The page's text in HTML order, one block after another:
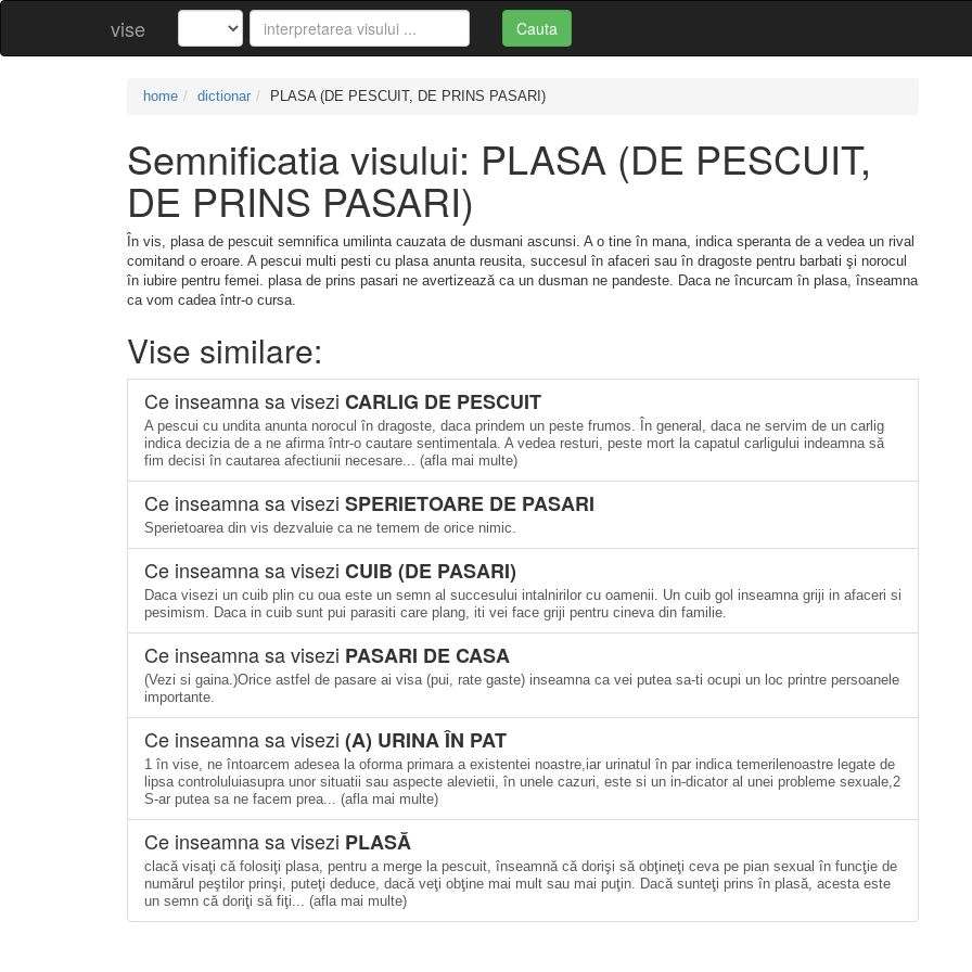
vise Cauta
home dictionar PLASA (DE PESCUIT, DE PRINS PASARI)
Semnificatia visului: PLASA (DE PESCUIT,
DE PRINS PASARI)
În vis, plasa de pescuit semnifica umilinta cauzata de dusmani ascunsi. A o tine în mana, indica speranta de a vedea un rival
comitand o eroare. A pescui multi pesti cu plasa anunta reusita, succesul în afaceri sau în dragoste pentru barbati şi norocul
în iubire pentru femei. plasa de prins pasari ne avertizează ca un dusman ne pandeste. Daca ne încurcam în plasa, înseamna
ca vom cadea într-o cursa.
Vise similare:
Ce inseamna sa visezi CARLIG DE PESCUIT
A pescui cu undita anunta norocul în dragoste, daca prindem un peste frumos. În general, daca ne servim de un carlig
indica decizia de a ne afirma într-o cautare sentimentala. A vedea resturi, peste mort la capatul carligului indeamna să
fim decisi în cautarea afectiunii necesare... (afla mai multe)
Ce inseamna sa visezi SPERIETOARE DE PASARI
Sperietoarea din vis dezvaluie ca ne temem de orice nimic.
Ce inseamna sa visezi CUIB (DE PASARI)
Daca visezi un cuib plin cu oua este un semn al succesului intalnirilor cu oamenii. Un cuib gol inseamna griji in afaceri si
pesimism. Daca in cuib sunt pui parasiti care plang, iti vei face griji pentru cineva din familie.
Ce inseamna sa visezi PASARI DE CASA
(Vezi si gaina.)Orice astfel de pasare ai visa (pui, rate gaste) inseamna ca vei putea sa-ti ocupi un loc printre persoanele
importante.
Ce inseamna sa visezi (A) URINA ÎN PAT
1 în vise, ne întoarcem adesea la oforma primara a existentei noastre,iar urinatul în par indica temerilenoastre legate de
lipsa controluluiasupra unor situatii sau aspecte alevietii, în unele cazuri, este si un in-dicator al unei probleme sexuale,2
S-ar putea sa ne facem prea... (afla mai multe)
Ce inseamna sa visezi PLASĂ
clacă visaţi că folosiţi plasa, pentru a merge la pescuit, înseamnă că dorişi să obţineţi ceva pe pian sexual în funcţie de
numărul peştilor prinşi, puteţi deduce, dacă veţi obţine mai mult sau mai puţin. Dacă sunteţi prins în plasă, acesta este
un semn că doriţi să fiţi... (afla mai multe)